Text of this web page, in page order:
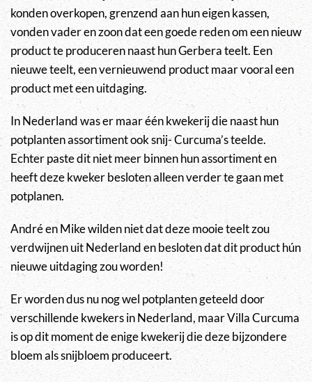
konden overkopen, grenzend aan hun eigen kassen,
vonden vader en zoon dat een goede reden om een nieuw
product te produceren naast hun Gerbera teelt. Een
nieuwe teelt, een vernieuwend product maar vooral een
product met een uitdaging.
In Nederland was er maar één kwekerij die naast hun
potplanten assortiment ook snij- Curcuma’s teelde.
Echter paste dit niet meer binnen hun assortiment en
heeft deze kweker besloten alleen verder te gaan met
potplanen.
André en Mike wilden niet dat deze mooie teelt zou
verdwijnen uit Nederland en besloten dat dit product hún
nieuwe uitdaging zou worden!
Er worden dus nu nog wel potplanten geteeld door
verschillende kwekers in Nederland, maar Villa Curcuma
is op dit moment de enige kwekerij die deze bijzondere
bloem als snijbloem produceert.